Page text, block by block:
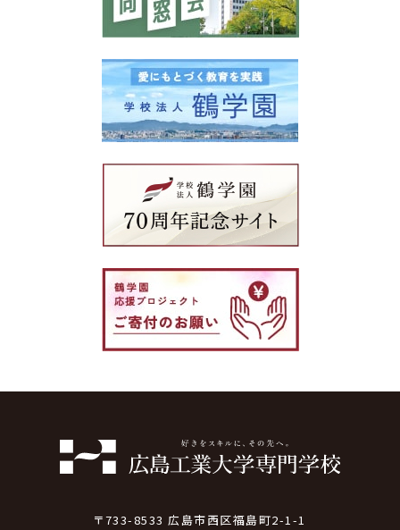
〒733-8533 広島市西区福島町2-1-1